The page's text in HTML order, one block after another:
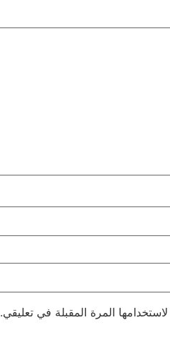
المرة المقبلة في تعليقي.